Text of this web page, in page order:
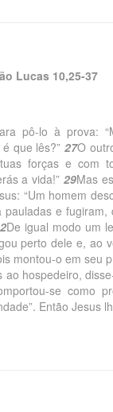
Lucas 10,25-37
pô-lo à prova:
é que lês?”27O
forças e com
a vida!” 29Mas
“Um homem
e fugiram,
De igual modo um
perto dele e, ao
montou-o em seu
hospedeiro,
se como
Então Jesus